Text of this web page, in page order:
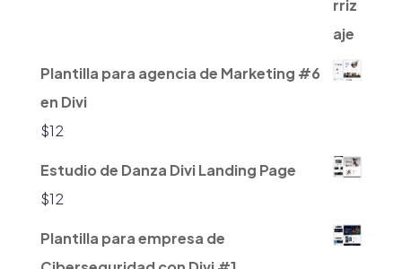
Plantilla para agencia de Marketing #6
en Divi
$12
Estudio de Danza Divi Landing Page
$12
Plantilla para empresa de